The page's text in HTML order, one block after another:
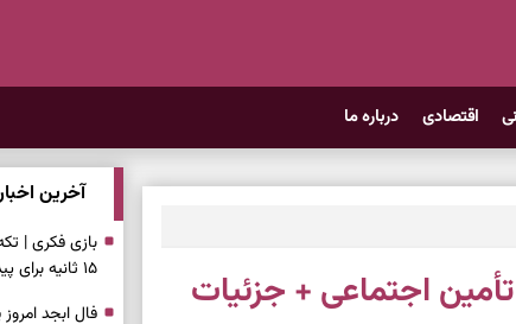
اقتصادی درباره ما
اجتماعی + جزئیات
آخرین
بازی فکری |
۱۵ ثانیه برای پیداکردنش وقت دارید